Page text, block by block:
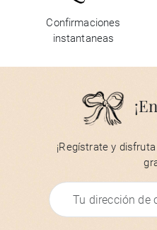
Confirmaciones
instantaneas
¡Regístrate y